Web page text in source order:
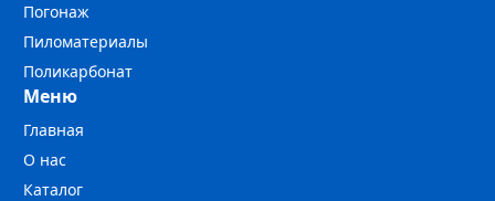
Погонаж
Пиломатериалы
Поликарбонат
Меню
Главная
О нас
Каталог